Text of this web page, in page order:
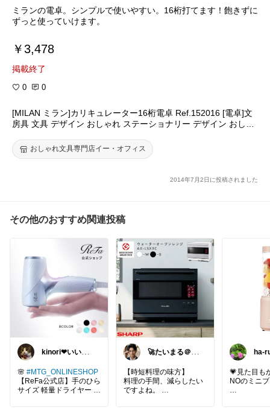
ミランの電卓。シンプルで使いやすい。16桁打てます！飽きずに
ずっと使っていけます。
￥3,478
掲載終了
0 0
[MILAN ミラン]カリキュレーター16桁電卓 Ref.152016 [電卓]文
房具 文具 デザイン おしゃれ ステーショナリー デザイン おしゃ
おしゃれ文具専門店イー・オフィス
2014年7月2日に投稿されました
その他のおすすめ関連投稿
kinori❤︎いいね
💝
🌸 #MTG_ONLINESHOP
【ReFa公式店】手のひら
サイズ 軽量ドライヤー S
🚀たいまる＠効
レクトニキ
【時短料理の味方】
料理の手間、減らしたい
ですよね。
ha-
💗見た目も
NOのミニ